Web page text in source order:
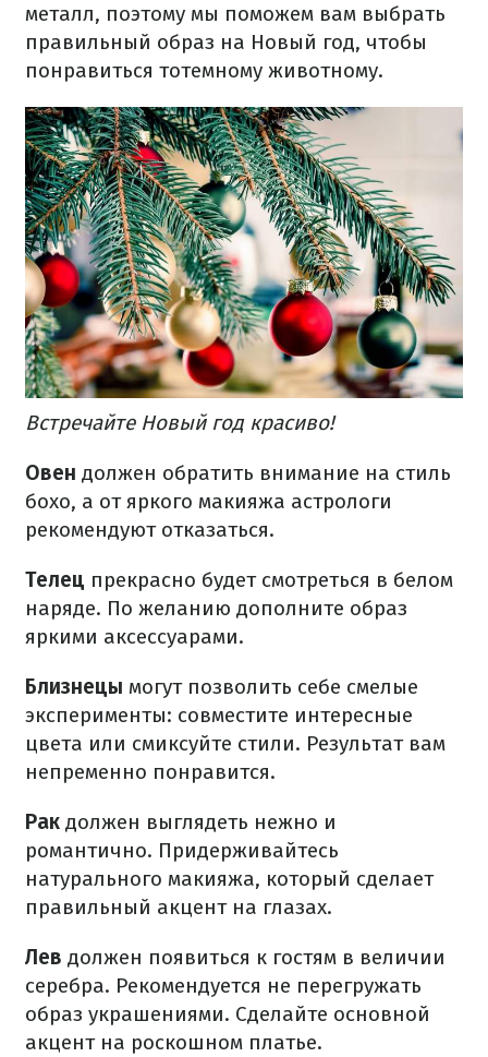
металл, поэтому мы поможем вам выбрать
правильный образ на Новый год, чтобы
понравиться тотемному животному.
Встречайте Новый год красиво!
Овен должен обратить внимание на стиль
бохо, а от яркого макияжа астрологи
рекомендуют отказаться.
Телец прекрасно будет смотреться в белом
наряде. По желанию дополните образ
яркими аксессуарами.
Близнецы могут позволить себе смелые
эксперименты: совместите интересные
цвета или смиксуйте стили. Результат вам
непременно понравится.
Рак должен выглядеть нежно и
романтично. Придерживайтесь
натурального макияжа, который сделает
правильный акцент на глазах.
Лев должен появиться к гостям в величии
серебра. Рекомендуется не перегружать
образ украшениями. Сделайте основной
акцент на роскошном платье.